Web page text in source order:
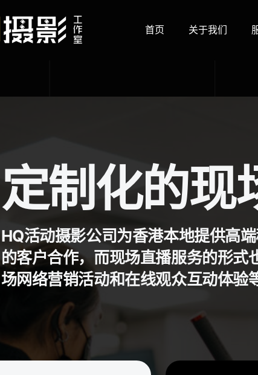
首页 关于我们
定制化的现
HQ活动摄影公司为香港本地提供高
的客户合作，而现场直播服务的形式
场网络营销活动和在线观众互动体验